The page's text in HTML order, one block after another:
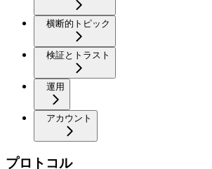
横断的トピック
検証とトラスト
運用
アカウント
プロトコル